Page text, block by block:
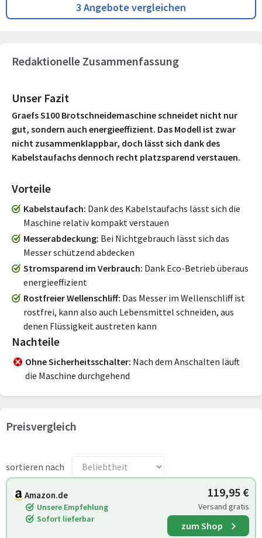
3 Angebote vergleichen
Redaktionelle Zusammenfassung
Unser Fazit
Graefs S100 Brotschneidemaschine schneidet nicht nur
gut, sondern auch energieeffizient. Das Modell ist zwar
nicht zusammenklappbar, doch lässt sich dank des
Kabelstaufachs dennoch recht platzsparend verstauen.
Vorteile
Kabelstaufach Dank des Kabelstaufachs lässt sich die
Maschine relativ kompakt verstauen
Messerabdeckung Bei Nichtgebrauch lässt sich das
Messer schützend abdecken
Stromsparend im Verbrauch Dank Eco-Betrieb überaus
energieeffizient
Rostfreier Wellenschliff Das Messer im Wellenschliff ist
rostfrei, kann also auch Lebensmittel schneiden, aus
denen Flüssigkeit austreten kann
Nachteile
Ohne Sicherheitsschalter Nach dem Anschalten läuft
die Maschine durchgehend
Preisvergleich
sortieren nach
Amazon.de
Unsere Empfehlung
Sofort lieferbar
119,95 €
Versand gratis
zum Shop